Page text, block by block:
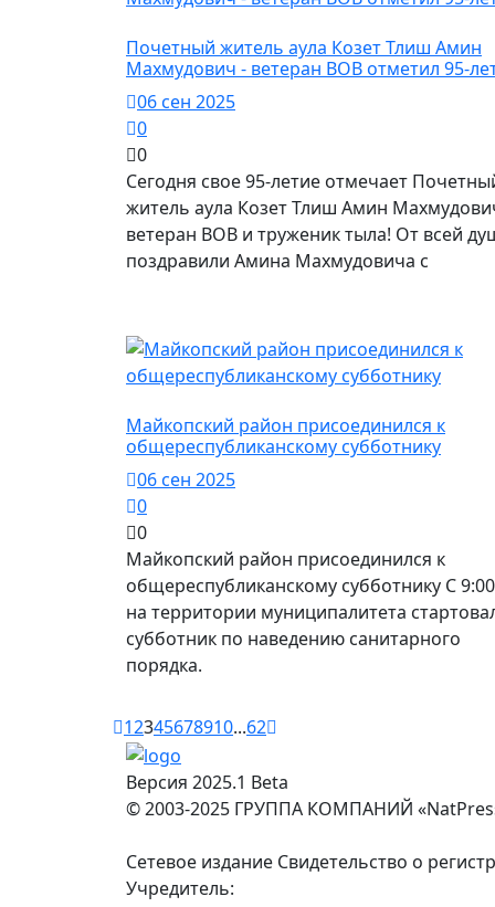
Почетный житель аула Козет Тлиш Амин
Махмудович - ветеран ВОВ отметил 95-
06 сен 2025
0
0
Сегодня свое 95-летие отмечает
житель аула Козет Тлиш Амин
ветеран ВОВ и труженик тыла! От всей
поздравили Амина Махмудовича с
Майкопский район присоединился к
общереспубликанскому субботнику
06 сен 2025
0
0
Майкопский район присоединился к
общереспубликанскому субботнику С 9:00
на территории муниципалитета
субботник по наведению санитарного
порядка.
12345678910...62
Версия 2025.1 Beta
© 2003-2025 ГРУППА КОМПАНИЙ
Сетевое издание Свидетельство о
Учредитель: